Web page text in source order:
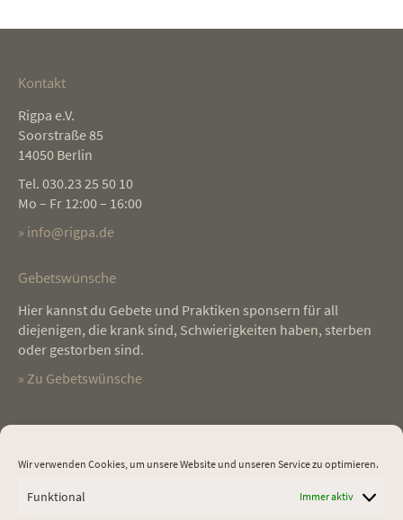
Wir verwenden Cookies, um unsere Website und unseren Service zu optimieren.
Funktional Immer aktiv
Kontakt
Rigpa e.V.
Soorstraße 85
14050 Berlin
Tel. 030.23 25 50 10
Mo – Fr 12:00 – 16:00
» info@rigpa.de
Gebetswünsche
Hier kannst du Gebete und Praktiken sponsern für all
diejenigen, die krank sind, Schwierigkeiten haben, sterben
oder gestorben sind.
» Zu Gebetswünsche
durfte ich lernen, was Meditation bedeutet und wie ich das in